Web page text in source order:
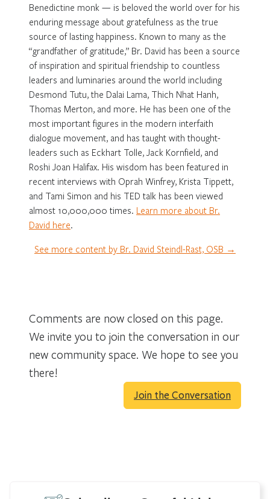
Benedictine monk — is beloved the world over for his
enduring message about gratefulness as the true
source of lasting happiness. Known to many as the
“grandfather of gratitude,” Br. David has been a source
of inspiration and spiritual friendship to countless
leaders and luminaries around the world including
Desmond Tutu, the Dalai Lama, Thich Nhat Hanh,
Thomas Merton, and more. He has been one of the
most important figures in the modern interfaith
dialogue movement, and has taught with thought-
leaders such as Eckhart Tolle, Jack Kornfield, and
Roshi Joan Halifax. His wisdom has been featured in
recent interviews with Oprah Winfrey, Krista Tippett,
and Tami Simon and his TED talk has been viewed
almost 10,000,000 times. Learn more about Br.
David here.
See more content by Br. David Steindl-Rast, OSB →
Comments are now closed on this page.
We invite you to join the conversation in our
new community space. We hope to see you
there!
Join the Conversation